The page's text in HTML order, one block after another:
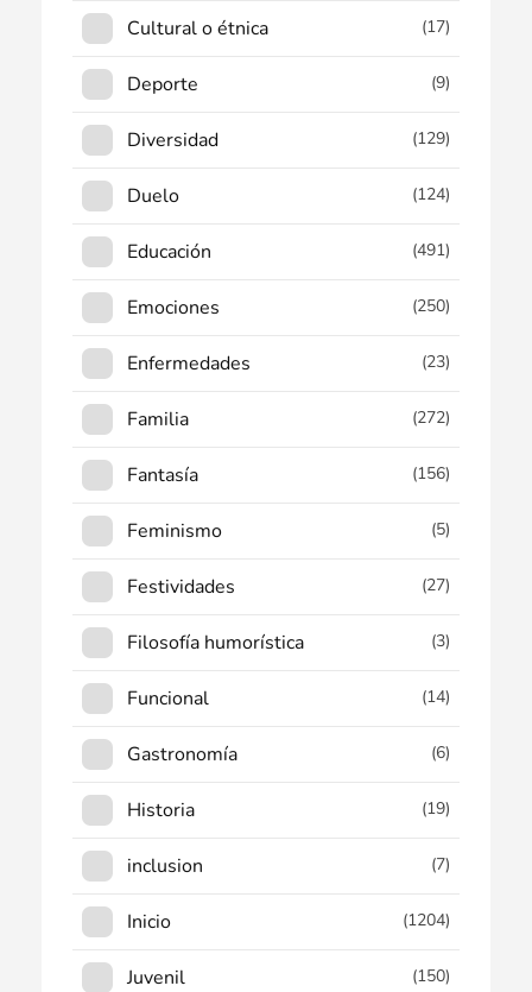
Cultural o étnica (17)
Deporte (9)
Diversidad (129)
Duelo (124)
Educación (491)
Emociones (250)
Enfermedades (23)
Familia (272)
Fantasía (156)
Feminismo (5)
Festividades (27)
Filosofía humorística (3)
Funcional (14)
Gastronomía (6)
Historia (19)
inclusion (7)
Inicio (1204)
Juvenil (150)